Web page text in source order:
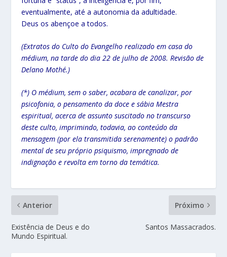
eventualmente, até a autonomia da adultidade.
Deus os abençoe a todos.
(Extratos do Culto do Evangelho realizado em casa do
médium, na tarde do dia 22 de julho de 2008. Revisão de
Delano Mothé.)
(*) O médium, sem o saber, acabara de canalizar, por
psicofonia, o pensamento da doce e sábia Mestra
espiritual, acerca de assunto suscitado no transcurso
deste culto, imprimindo, todavia, ao conteúdo da
mensagem (por ela transmitida serenamente) o padrão
mental de seu próprio psiquismo, impregnado de
indignação e revolta em torno da temática.
Anterior
Existência de Deus e do
Mundo Espiritual.
Próximo
Santos Massacrados.